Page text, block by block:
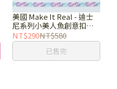
美國 Make It Real - 迪士
尼系列小美人魚創意扣環
組
NT$290NT$580
已售完